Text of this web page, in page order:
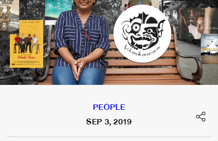
PEOPLE
SEP 3, 2019